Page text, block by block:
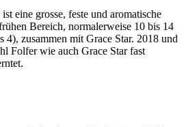
eine grosse, feste und aromatische
Bereich, normalerweise 10 bis 14
zusammen mit Grace Star. 2018 und
Folfer wie auch Grace Star fast